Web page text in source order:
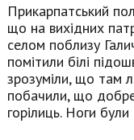
Прикарпатський
що на вихідних
селом поблизу
помітили білі
зрозуміли, що там
побачили, що
горілиць. Ноги